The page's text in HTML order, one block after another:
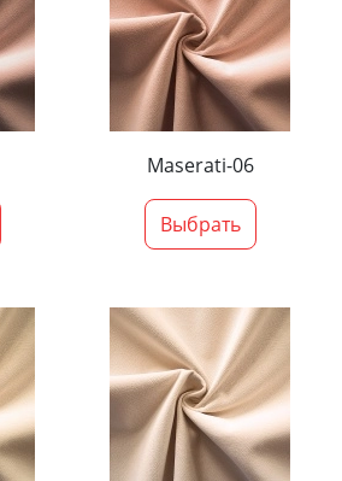
Maserati-06
Выбрать